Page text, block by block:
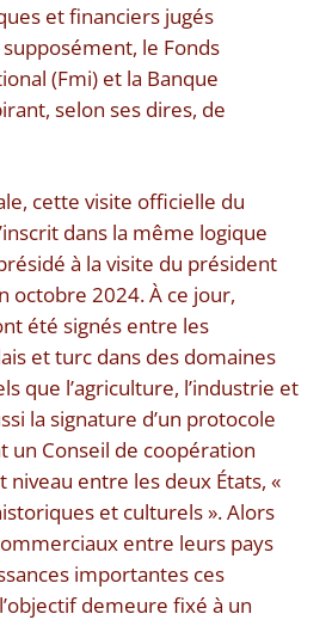
et financiers jugés
le Fonds
(Fmi) et la Banque
selon ses dires, de
cette visite officielle du
dans la même logique
à la visite du président
octobre 2024. À ce jour,
été signés entre les
et turc dans des domaines
que l’agriculture, l’industrie et
la signature d’un protocole
un Conseil de coopération
entre les deux États, «
et culturels ». Alors
entre leurs pays
importantes ces
demeure fixé à un